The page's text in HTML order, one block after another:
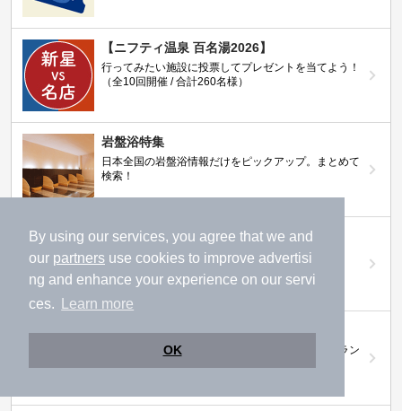
By using our services, you agree that we and
our partners use cookies to improve advertisi
ng and enhance your experience on our servi
ces.
Learn more
OK
【ニフティ温泉 百名湯2026】
行ってみたい施設に投票してプレゼントを当てよう！
（全10回開催 / 合計260名様）
岩盤浴特集
日本全国の岩盤浴情報だけをピックアップ。まとめて
検索！
ニフティ温泉ニュース
温泉にもっと行きたくなる！お得な情報を掲載中
ニフティ温泉 おふろパス
温浴施設をお得に楽しめるサブスクリプションプラン